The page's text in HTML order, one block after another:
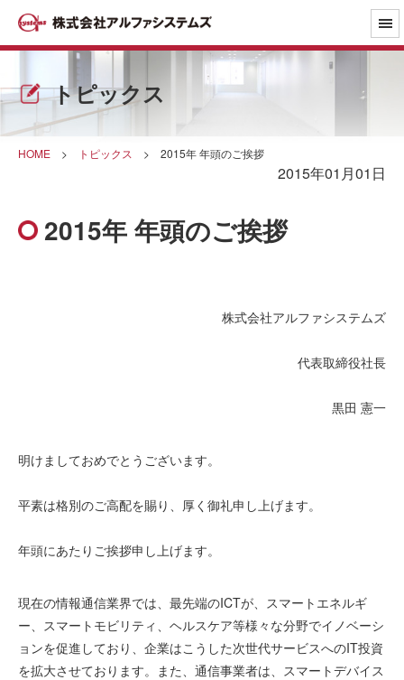
トピックス
HOME > トピックス > 2015年 年頭のご挨拶
2015年01月01日
2015年 年頭のご挨拶
株式会社アルファシステムズ
代表取締役社長
黒田 憲一
明けましておめでとうございます。
平素は格別のご高配を賜り、厚く御礼申し上げます。
年頭にあたりご挨拶申し上げます。
現在の情報通信業界では、最先端のICTが、スマートエネルギ
ー、スマートモビリティ、ヘルスケア等様々な分野でイノベーシ
ョンを促進しており、企業はこうした次世代サービスへのIT投資
を拡大させております。また、通信事業者は、スマートデバイス